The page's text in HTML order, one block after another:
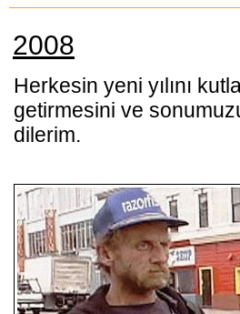
2008
Herkesin yeni yılını
getirmesini ve
dilerim.